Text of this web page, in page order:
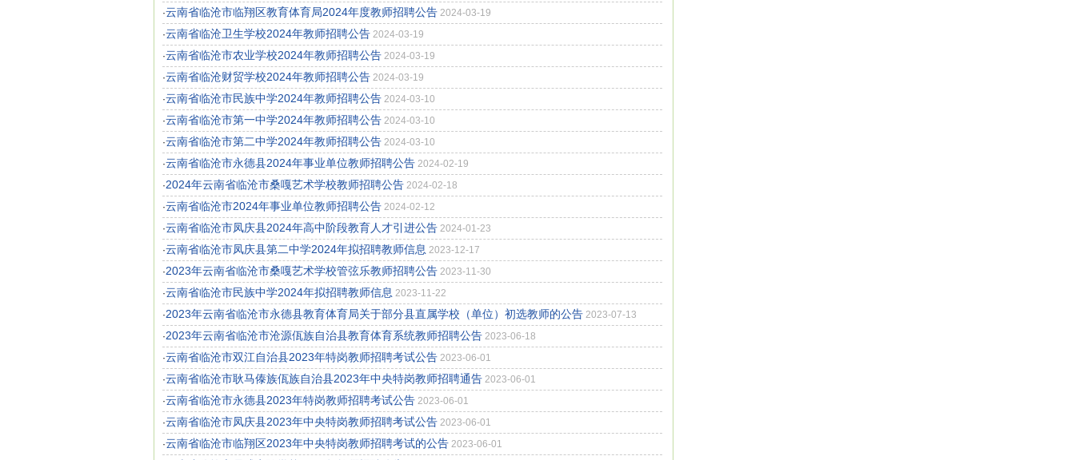
·云南省临沧市临翔区教育体育局2024年度教师招聘公告 2024-03-19
·云南省临沧卫生学校2024年教师招聘公告 2024-03-19
·云南省临沧市农业学校2024年教师招聘公告 2024-03-19
·云南省临沧财贸学校2024年教师招聘公告 2024-03-19
·云南省临沧市民族中学2024年教师招聘公告 2024-03-10
·云南省临沧市第一中学2024年教师招聘公告 2024-03-10
·云南省临沧市第二中学2024年教师招聘公告 2024-03-10
·云南省临沧市永德县2024年事业单位教师招聘公告 2024-02-19
·2024年云南省临沧市桑嘎艺术学校教师招聘公告 2024-02-18
·云南省临沧市2024年事业单位教师招聘公告 2024-02-12
·云南省临沧市凤庆县2024年高中阶段教育人才引进公告 2024-01-23
·云南省临沧市凤庆县第二中学2024年拟招聘教师信息 2023-12-17
·2023年云南省临沧市桑嘎艺术学校管弦乐教师招聘公告 2023-11-30
·云南省临沧市民族中学2024年拟招聘教师信息 2023-11-22
·2023年云南省临沧市永德县教育体育局关于部分县直属学校（单位）初选教师的公告 2023-07-13
·2023年云南省临沧市沧源佤族自治县教育体育系统教师招聘公告 2023-06-18
·云南省临沧市双江自治县2023年特岗教师招聘考试公告 2023-06-01
·云南省临沧市耿马傣族佤族自治县2023年中央特岗教师招聘通告 2023-06-01
·云南省临沧市永德县2023年特岗教师招聘考试公告 2023-06-01
·云南省临沧市凤庆县2023年中央特岗教师招聘考试公告 2023-06-01
·云南省临沧市临翔区2023年中央特岗教师招聘考试的公告 2023-06-01